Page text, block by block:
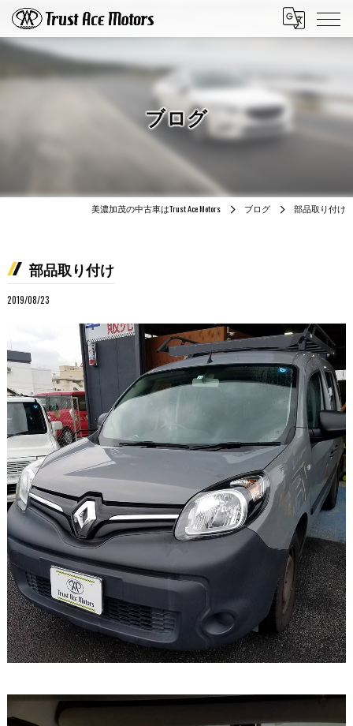
ブログ
美濃加茂の中古車はTrust Ace Motors ブログ 部品取り付け
部品取り付け
2019/08/23